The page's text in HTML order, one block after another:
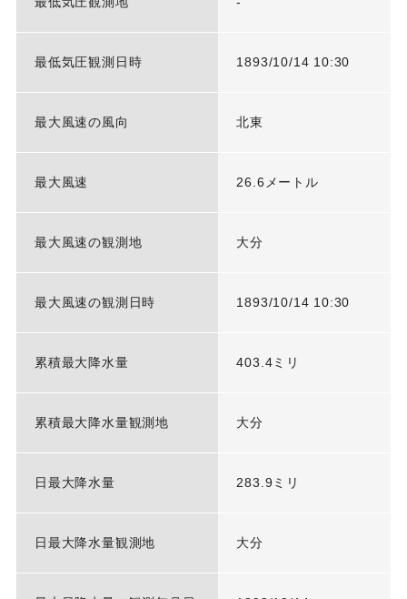
最低気圧観測日時 1893/10/14 10:30
最大風速の風向 北東
最大風速 26.6メートル
最大風速の観測地 大分
最大風速の観測日時 1893/10/14 10:30
累積最大降水量 403.4ミリ
累積最大降水量観測地 大分
日最大降水量 283.9ミリ
日最大降水量観測地 大分